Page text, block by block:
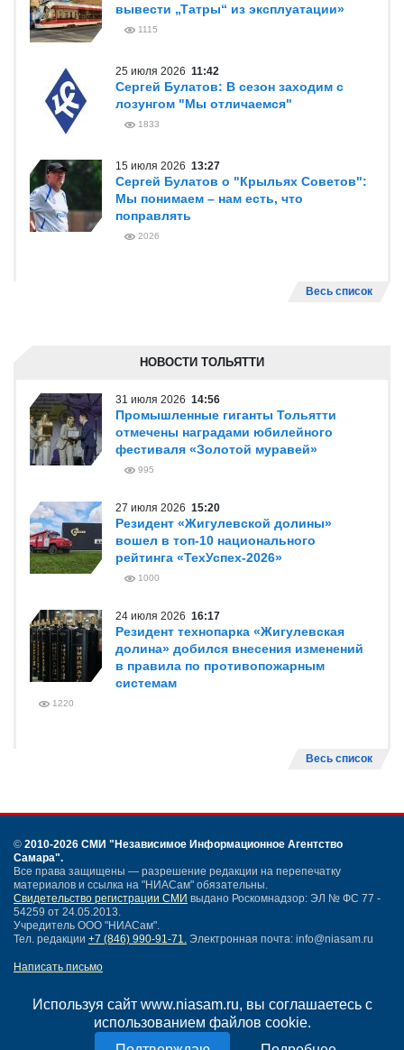
Используя сайт www.niasam.ru, вы соглашаетесь с
использованием файлов cookie.
вывести „Татры“ из эксплуатации»
1115
25 июля 2026 11:42
Сергей Булатов: В сезон заходим с
лозунгом "Мы отличаемся"
1833
15 июля 2026 13:27
Сергей Булатов о "Крыльях Советов":
Мы понимаем – нам есть, что
поправлять
2026
Весь список
НОВОСТИ ТОЛЬЯТТИ
31 июля 2026 14:56
Промышленные гиганты Тольятти
отмечены наградами юбилейного
фестиваля «Золотой муравей»
995
27 июля 2026 15:20
Резидент «Жигулевской долины»
вошел в топ-10 национального
рейтинга «ТехУспех-2026»
1000
24 июля 2026 16:17
Резидент технопарка «Жигулевская
долина» добился внесения изменений
в правила по противопожарным
системам
1220
Весь список
© 2010-2026 СМИ "Независимое Информационное Агентство
Самара".
Все права защищены — разрешение редакции на перепечатку
материалов и ссылка на "НИАСам" обязательны.
Свидетельство регистрации СМИ выдано Роскомнадзор: ЭЛ № ФС 77 -
54259 от 24.05.2013.
Учредитель ООО "НИАСам".
Тел. редакции +7 (846) 990-91-71. Электронная почта: info@niasam.ru
Написать письмо
Нашли ошибку?
Политика конфиденциальности